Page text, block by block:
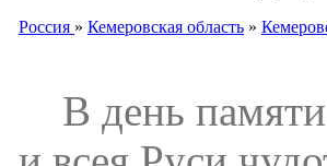
Россия » Кемеровская область »
В день памяти